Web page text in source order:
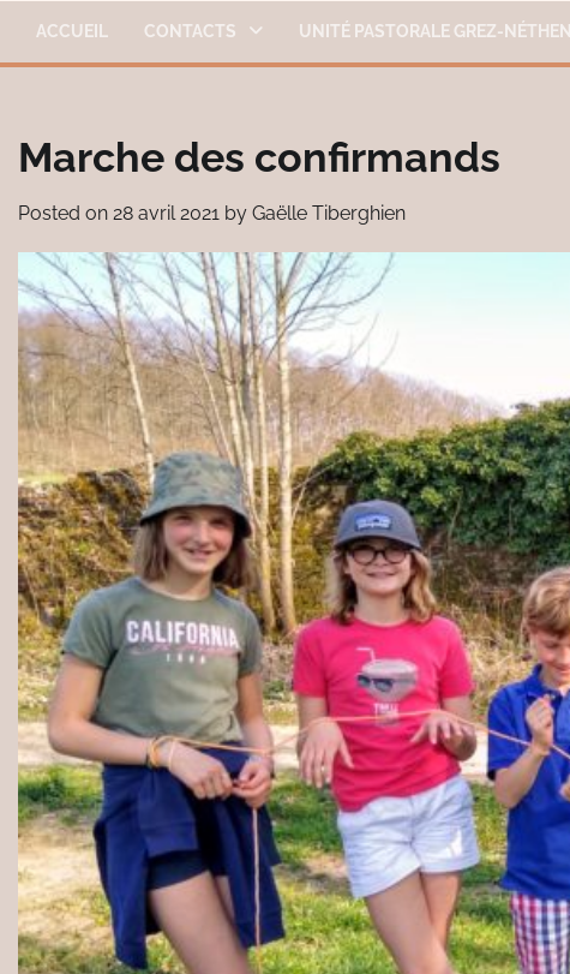
content
ACCUEIL CONTACTS UNITÉ PASTORALE GREZ-NÉTHEN
Marche des confirmands
Posted on 28 avril 2021 by Gaëlle Tiberghien